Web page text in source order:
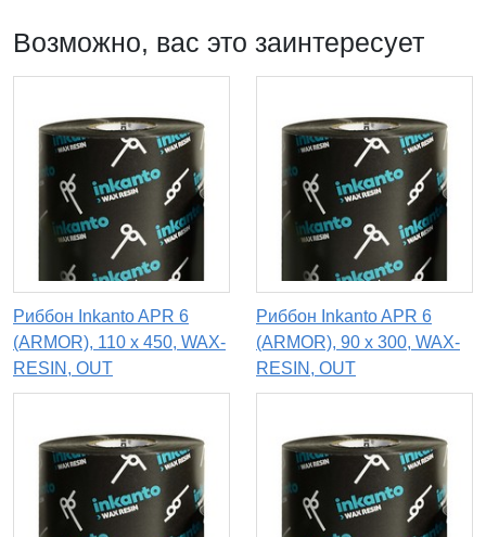
Возможно, вас это заинтересует
Риббон Inkanto APR 6
(ARMOR), 110 х 450, WAX-
RESIN, OUT
Риббон Inkanto APR 6
(ARMOR), 90 x 300, WAX-
RESIN, OUT